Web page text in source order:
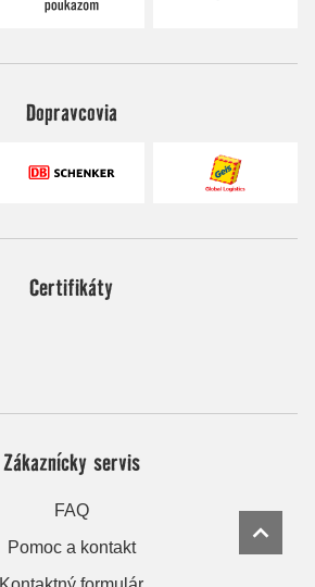
Dopravcovia
Certifikáty
Zákaznícky servis
FAQ
Pomoc a kontakt